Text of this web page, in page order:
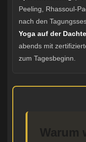
Peeling, Rhassoul-
nach den
Yoga auf der
abends mit
zum Tagesbeginn.
Warum